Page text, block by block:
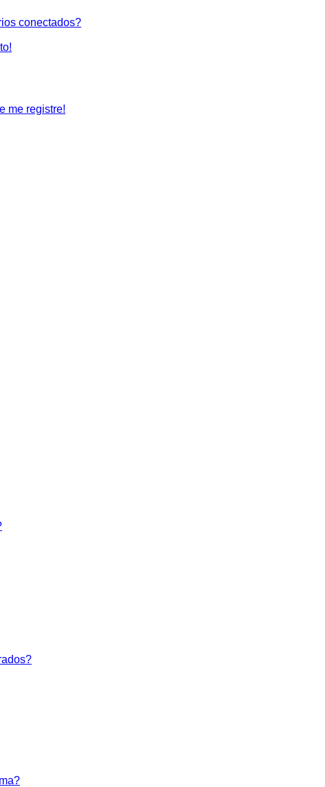
conectados?
me registre!